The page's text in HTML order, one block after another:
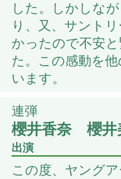
した。しかしな
り、又、サント
かったので不安
た。この感動を
います。
連弾
櫻井香奈 櫻井
出演
この度、ヤング